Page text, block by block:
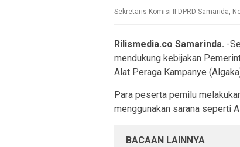
Sekretaris Komisi II DPRD Samarida,
Rilismedia.co Samarinda. -
mendukung kebijakan
Alat Peraga Kampanye
Para peserta pemilu
menggunakan sarana seperti
BACAAN LAINNYA